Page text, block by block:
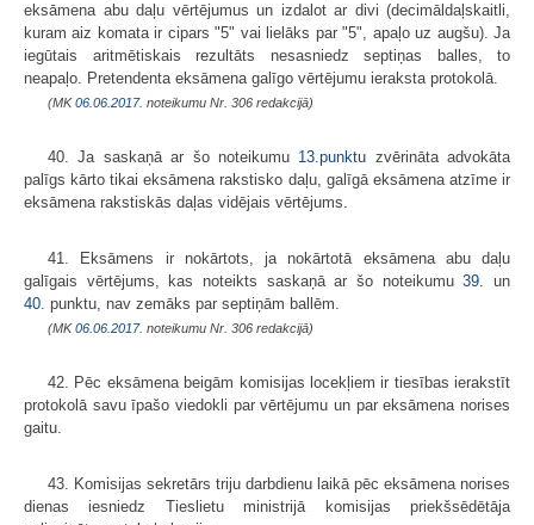
eksāmena abu daļu vērtējumus un izdalot ar divi (decimāldaļskaitli,
kuram aiz komata ir cipars "5" vai lielāks par "5", apaļo uz augšu). Ja
iegūtais aritmētiskais rezultāts nesasniedz septiņas balles, to
neapaļo. Pretendenta eksāmena galīgo vērtējumu ieraksta protokolā.
(MK06.06.2017. noteikumu Nr. 306 redakcijā)
40. Ja saskaņā ar šo noteikumu 13.punktu zvērināta advokāta
palīgs kārto tikai eksāmena rakstisko daļu, galīgā eksāmena atzīme ir
eksāmena rakstiskās daļas vidējais vērtējums.
41. Eksāmens ir nokārtots, ja nokārtotā eksāmena abu daļu
galīgais vērtējums, kas noteikts saskaņā ar šo noteikumu39. un
40. punktu, nav zemāks par septiņām ballēm.
(MK06.06.2017. noteikumu Nr. 306 redakcijā)
42. Pēc eksāmena beigām komisijas locekļiem ir tiesības ierakstīt
protokolā savu īpašo viedokli par vērtējumu un par eksāmena norises
gaitu.
43. Komisijas sekretārs triju darbdienu laikā pēc eksāmena norises
dienas iesniedz Tieslietu ministrijā komisijas priekšsēdētāja